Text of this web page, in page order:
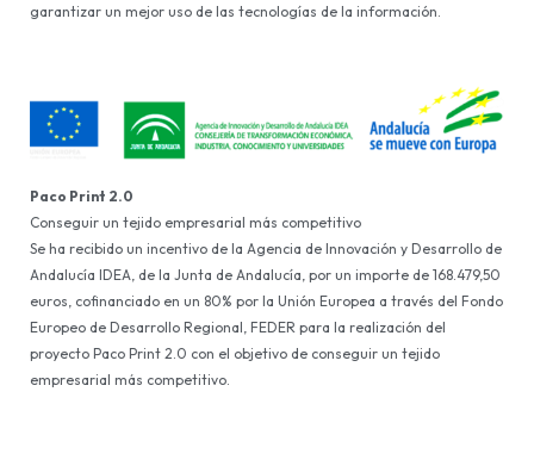
garantizar un mejor uso de las tecnologías de la información.
Paco Print 2.0
Conseguir un tejido empresarial más competitivo
Se ha recibido un incentivo de la Agencia de Innovación y Desarrollo de
Andalucía IDEA, de la Junta de Andalucía, por un importe de 168.479,50
euros, cofinanciado en un 80% por la Unión Europea a través del Fondo
Europeo de Desarrollo Regional, FEDER para la realización del
proyecto Paco Print 2.0 con el objetivo de conseguir un tejido
empresarial más competitivo.